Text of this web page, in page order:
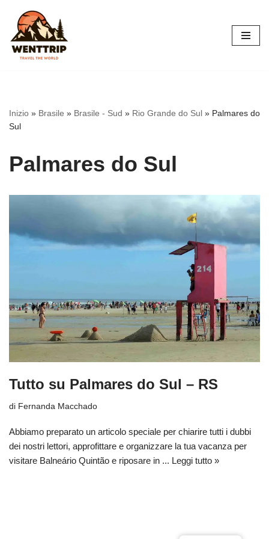
Vai
al
contenuto
Inizio » Brasile » Brasile - Sud » Rio Grande do Sul » Palmares do
Sul
Palmares do Sul
Tutto su Palmares do Sul – RS
di Fernanda Macchado
Abbiamo preparato un articolo speciale per chiarire tutti i dubbi
dei nostri lettori, approfittare e organizzare la tua vacanza per
visitare Balneário Quintão e riposare in ... Leggi tutto »